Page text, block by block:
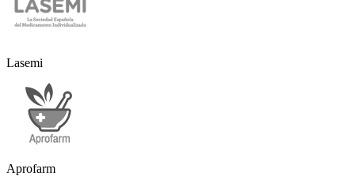
Lasemi
Aprofarm